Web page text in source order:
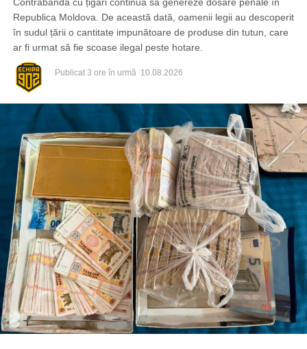
Republica Moldova. De această dată, oamenii legii au descoperit
în sudul țării o cantitate impunătoare de produse din tutun, care
ar fi urmat să fie scoase ilegal peste hotare.
Publicat 3 ore în urmă 10.08.2026